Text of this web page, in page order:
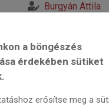
Burgyán Attila
Burgyán Attila
2023
a böngészés
érdekében sütiket
erősítse meg a